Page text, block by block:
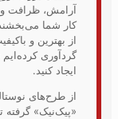
و اصالت را به فضای
در ریحان فرش، ما
طرح‌های سبک
تا بتوانید فضایی
«گردش در کنار
تا صحنه‌های رمانتیک و